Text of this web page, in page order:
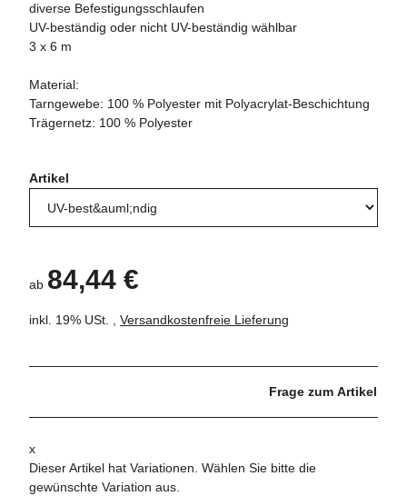
diverse Befestigungsschlaufen
UV-beständig oder nicht UV-beständig wählbar
3 x 6 m
Material:
Tarngewebe: 100 % Polyester mit Polyacrylat-Beschichtung
Trägernetz: 100 % Polyester
Artikel
ab 84,44 €
inkl. 19% USt. , Versandkostenfreie Lieferung
Frage zum Artikel
x
Dieser Artikel hat Variationen. Wählen Sie bitte die
gewünschte Variation aus.